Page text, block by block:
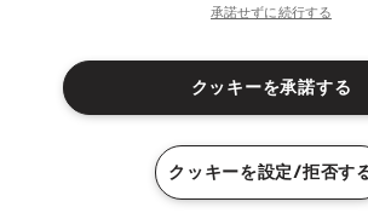
より、テニスシューズの快適さを重視するプ
Propulse Fury 3は、安定性とサポートを求
に設計されており、特に強い足場を持つプレ
法律上の注意点
サイトマップ
承諾せずに続行する
クッキーを承諾する
クッキーを設定/拒否す